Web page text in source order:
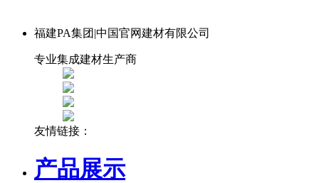
福建PA集团|中国官网建材有限公司
专业集成建材生产商
友情链接：
产品展示